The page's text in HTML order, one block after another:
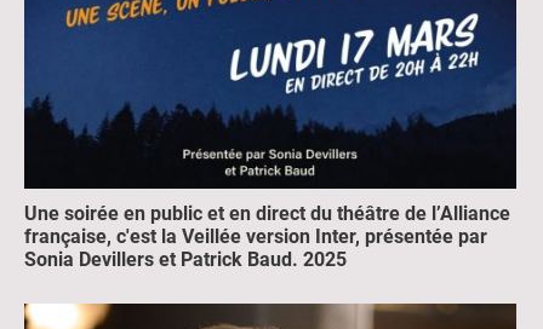
Une soirée en public et en direct du théâtre de l’Alliance
française, c'est la Veillée version Inter, présentée par
Sonia Devillers et Patrick Baud. 2025